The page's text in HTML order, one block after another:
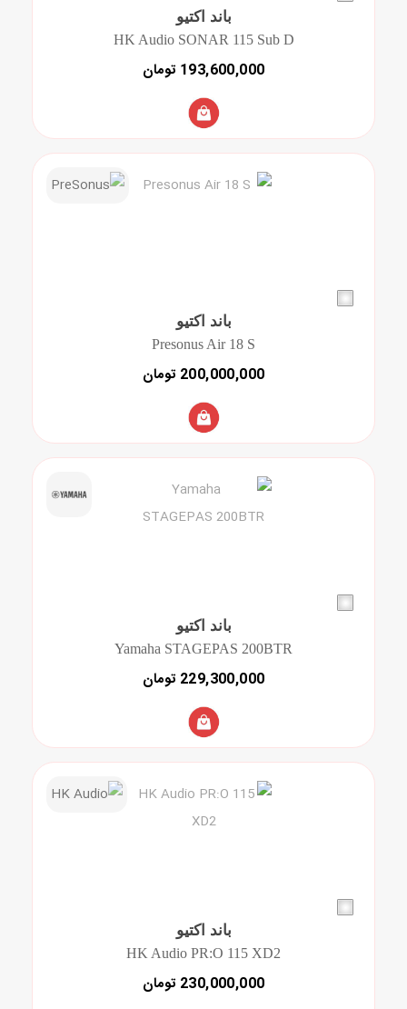
باند اکتیو
HK Audio SONAR 115 Sub D
193,600,000 تومان
باند اکتیو
Presonus Air 18 S
200,000,000 تومان
باند اکتیو
Yamaha STAGEPAS 200BTR
229,300,000 تومان
باند اکتیو
HK Audio PR:O 115 XD2
230,000,000 تومان